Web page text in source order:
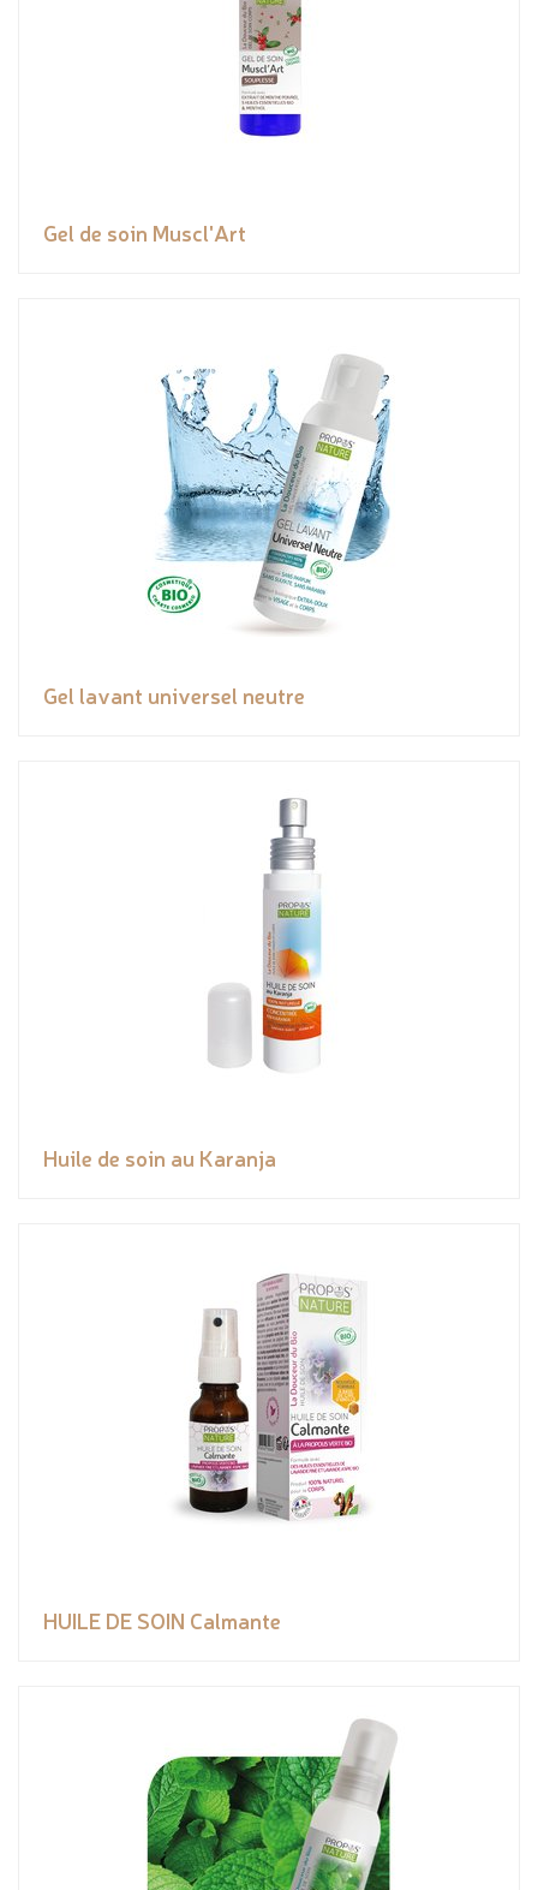
Gel de soin Muscl'Art
Gel lavant universel neutre
Huile de soin au Karanja
HUILE DE SOIN Calmante